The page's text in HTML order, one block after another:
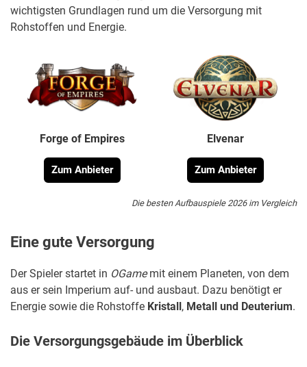
wichtigsten Grundlagen rund um die Versorgung mit
Rohstoffen und Energie.
Forge of Empires
Zum Anbieter
Elvenar
Zum Anbieter
Die besten Aufbauspiele 2026 im Vergleich
Eine gute Versorgung
Der Spieler startet in OGamemit einem Planeten, von dem
aus er sein Imperium auf- und ausbaut. Dazu benötigt er
Energie sowie die Rohstoffe Kristall , Metall und Deuterium.
Die Versorgungsgebäude im Überblick